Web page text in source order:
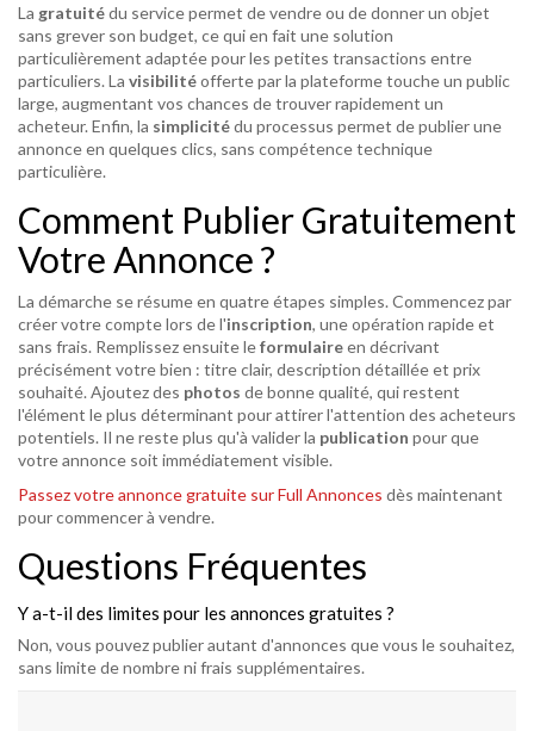
La gratuitédu service permet de vendre ou de donner un objet
sans grever son budget, ce qui en fait une solution
particulièrement adaptée pour les petites transactions entre
particuliers. La visibilitéofferte par la plateforme touche un public
large, augmentant vos chances de trouver rapidement un
acheteur. Enfin, la simplicitédu processus permet de publier une
annonce en quelques clics, sans compétence technique
particulière.
Comment Publier Gratuitement
Votre Annonce ?
La démarche se résume en quatre étapes simples. Commencez par
créer votre compte lors de l'inscription, une opération rapide et
sans frais. Remplissez ensuite leformulaireen décrivant
précisément votre bien : titre clair, description détaillée et prix
souhaité. Ajoutez des photos de bonne qualité, qui restent
l'élément le plus déterminant pour attirer l'attention des acheteurs
potentiels. Il ne reste plus qu'à valider la publication pour que
votre annonce soit immédiatement visible.
Passez votre annonce gratuite sur Full Annonces dès maintenant
pour commencer à vendre.
Questions Fréquentes
Y a-t-il des limites pour les annonces gratuites ?
Non, vous pouvez publier autant d'annonces que vous le souhaitez,
sans limite de nombre ni frais supplémentaires.